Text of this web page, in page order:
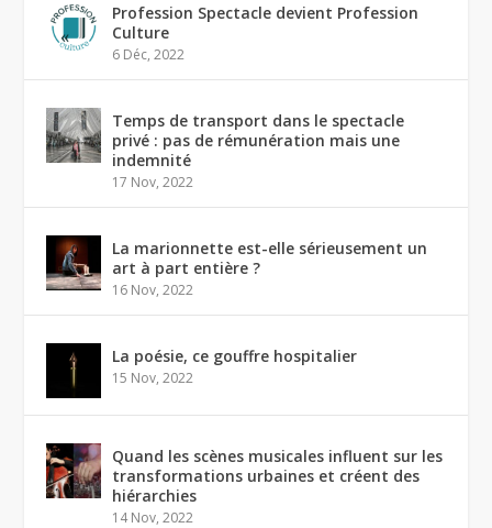
Profession Spectacle devient Profession
Culture
6 Déc, 2022
Temps de transport dans le spectacle
privé : pas de rémunération mais une
indemnité
17 Nov, 2022
La marionnette est-elle sérieusement un
art à part entière ?
16 Nov, 2022
La poésie, ce gouffre hospitalier
15 Nov, 2022
Quand les scènes musicales influent sur les
transformations urbaines et créent des
hiérarchies
14 Nov, 2022